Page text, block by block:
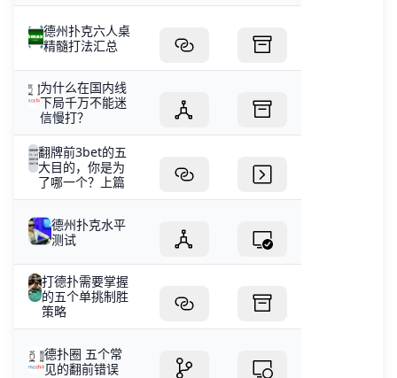
德州扑克六人桌
精髓打法汇总
为什么在国内线
下局千万不能迷
信慢打？
翻牌前3bet的五
大目的，你是为
了哪一个？上篇
德州扑克水平
测试
打德扑需要掌握
的五个单挑制胜
策略
德扑圈 五个常
见的翻前错误